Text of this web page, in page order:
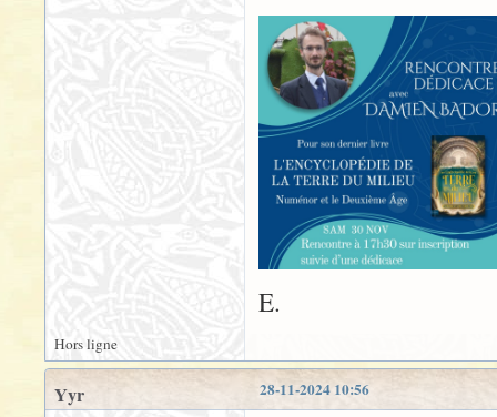
E.
Hors ligne
28-11-2024 10:56
Yyr